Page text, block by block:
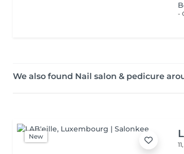
We also found Nail salon & pedicure
New